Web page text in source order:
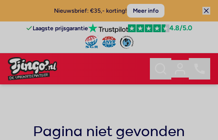
Nieuwsbrief: €35,- korting! Meer info
Laagste prijsgarantie 4.8/5.0
Pagina niet gevonden